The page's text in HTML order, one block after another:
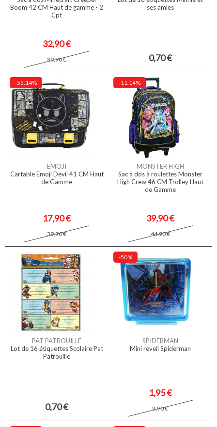
Boom 42 CM Haut de gamme - 2
Cpt
32,90 €
39,90 €
ses amies
0,70 €
-55.14%
EMOJI
Cartable Emoji Devil 41 CM Haut
de Gamme
17,90 €
39,90 €
-11.14%
MONSTER HIGH
Sac à dos à roulettes Monster
High Crew 46 CM Trolley Haut
de Gamme
39,90 €
44,90 €
PAT PATROUILLE
Lot de 16 étiquettes Scolaire Pat
Patrouille
0,70 €
-50%
SPIDERMAN
Mini reveil Spiderman
1,95 €
3,90 €